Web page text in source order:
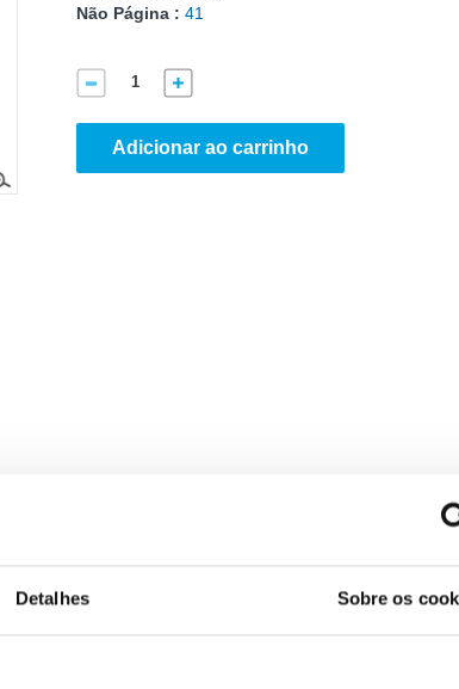
Detalhes Sobre os
Não Página : 41
Adicionar ao carrinho
CONTATO COND. LEGAL